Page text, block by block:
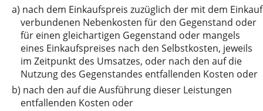
a) nach dem Einkaufspreis zuzüglich der mit dem Einkauf
verbundenen Nebenkosten für den Gegenstand oder
für einen gleichartigen Gegenstand oder mangels
eines Einkaufspreises nach den Selbstkosten, jeweils
im Zeitpunkt des Umsatzes, oder nach den auf die
Nutzung des Gegenstandes entfallenden Kosten oder
b) nach den auf die Ausführung dieser Leistungen
entfallenden Kosten oder